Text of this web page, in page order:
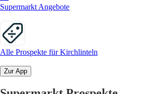
Supermarkt Angebote
Alle Prospekte für Kirchlinteln
Zur App